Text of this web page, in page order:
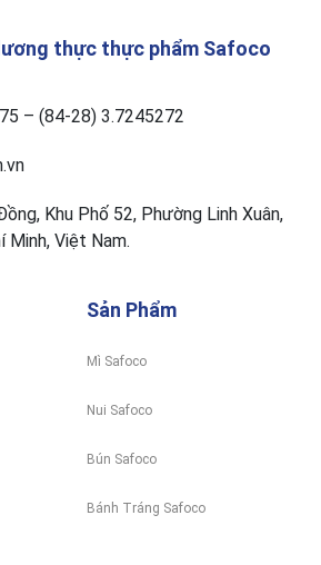
thực thực phẩm Safoco
– (84-28) 3.7245272
Khu Phố 52, Phường Linh Xuân,
Minh, Việt Nam.
Sản Phẩm
Mì Safoco
Nui Safoco
Bún Safoco
Bánh Tráng Safoco